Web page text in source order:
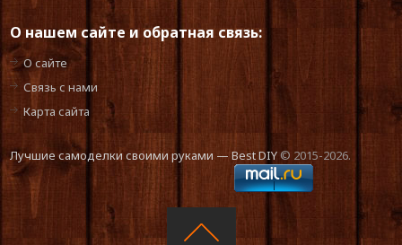
О нашем сайте и обратная связь:
О сайте
Связь с нами
Карта сайта
Лучшие самоделки своими руками — Best DIY© 2015-2026.